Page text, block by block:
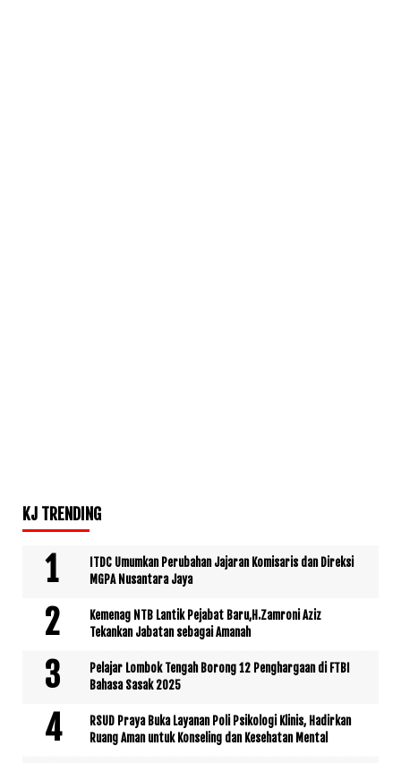
KJ TRENDING
ITDC Umumkan Perubahan Jajaran Komisaris dan Direksi
MGPA Nusantara Jaya
Kemenag NTB Lantik Pejabat Baru,H.Zamroni Aziz
Tekankan Jabatan sebagai Amanah
Pelajar Lombok Tengah Borong 12 Penghargaan di FTBI
Bahasa Sasak 2025
RSUD Praya Buka Layanan Poli Psikologi Klinis, Hadirkan
Ruang Aman untuk Konseling dan Kesehatan Mental